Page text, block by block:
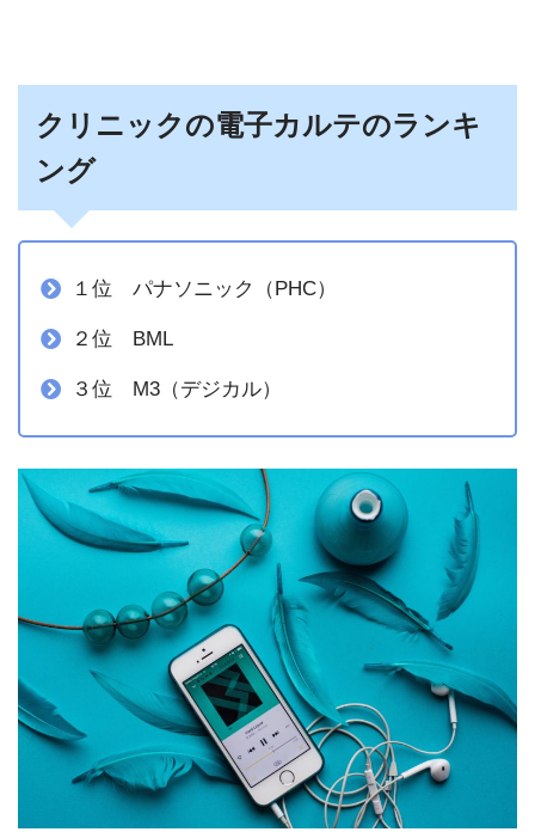
クリニックの電子カルテのランキ
ング
１位 パナソニック（PHC）
２位 BML
３位 M3（デジカル）